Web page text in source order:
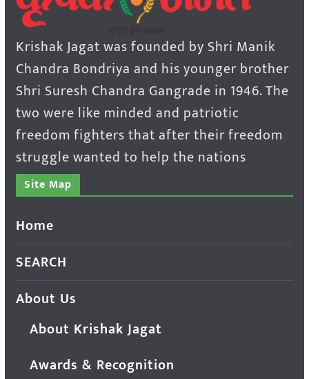
Krishak Jagat was founded by Shri Manik
Chandra Bondriya and his younger brother
Shri Suresh Chandra Gangrade in 1946. The
two were like minded and patriotic
freedom fighters that after their freedom
struggle wanted to help the nations
Site Map
Home
SEARCH
About Us
About Krishak Jagat
Awards & Recognition